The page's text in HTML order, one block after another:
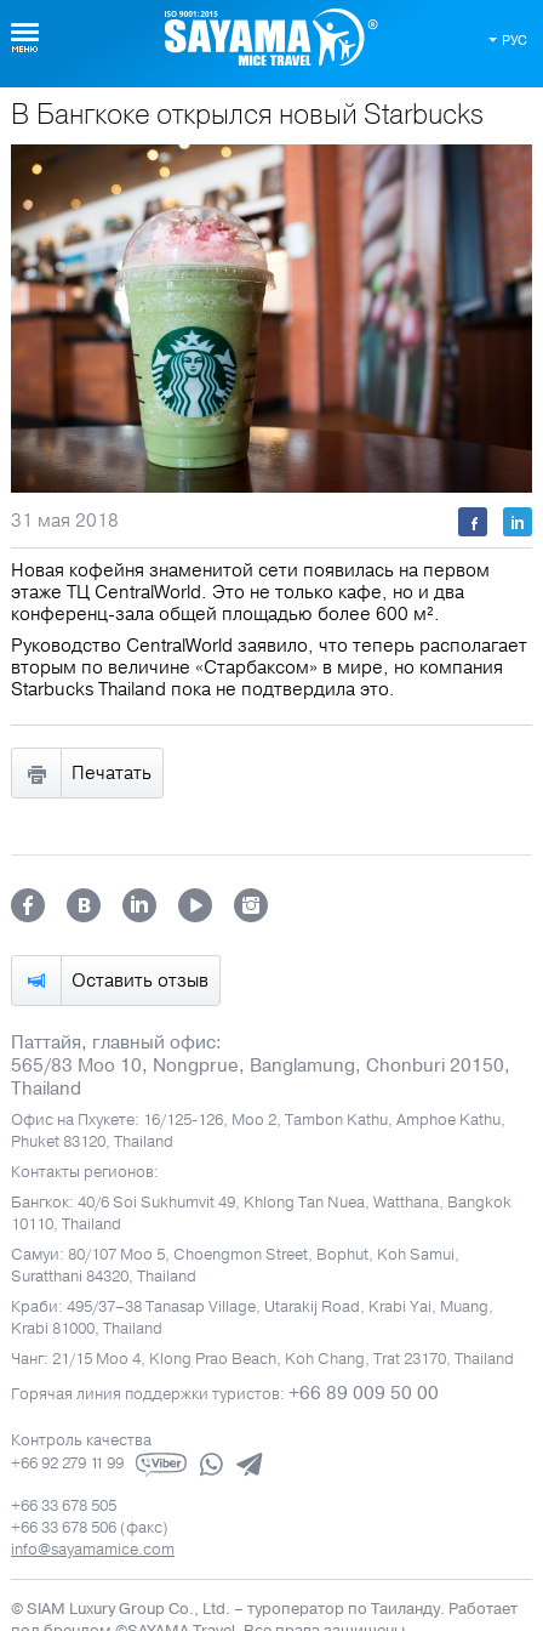
РУС
О Таиланде
Оставить отзыв
Паттайя, главный офис:
565/83 Moo 10, Nongprue, Banglamung, Chonburi 20150,
Thailand
Офис на Пхукете: 16/125-126, Moo 2, Tambon Kathu, Amphoe Kathu,
Phuket 83120, Thailand
Контакты регионов:
Бангкок: 40/6 Soi Sukhumvit 49, Khlong Tan Nuea, Watthana, Bangkok
10110, Thailand
Самуи: 80/107 Moo 5, Choengmon Street, Bophut, Koh Samui,
Suratthani 84320, Thailand
Краби: 495/37–38 Tanasap Village, Utarakij Road, Krabi Yai, Muang,
Krabi 81000, Thailand
Чанг: 21/15 Moo 4, Klong Prao Beach, Koh Chang, Trat 23170, Thailand
Горячая линия поддержки туристов: +66 89 009 50 00
Контроль качества
+66 92 279 11 99
+66 33 678 505
+66 33 678 506 (факс)
info@sayamamice.com
© SIAM Luxury Group Co., Ltd. – туроператор по Таиланду. Работает
В Бангкоке открылся новый Starbuсks
31 мая 2018
Новая кофейня знаменитой сети появилась на первом
этаже ТЦ CentralWorld. Это не только кафе, но и два
конференц-зала общей площадью более 600 м².
Руководство CentralWorld заявило, что теперь располагает
вторым по величине «Старбаксом» в мире, но компания
Starbuсks Thailand пока не подтвердила это.
Печатать